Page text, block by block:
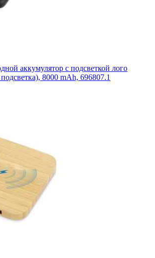
аккумулятор с подсветкой лого
8000 mAh, 696807.1